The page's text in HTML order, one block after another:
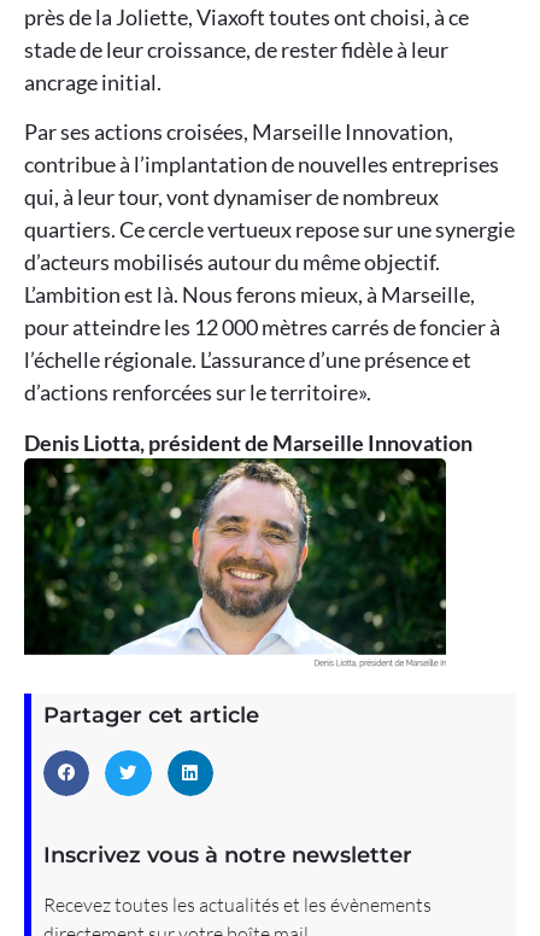
près de la Joliette, Viaxoft toutes ont choisi, à ce
stade de leur croissance, de rester fidèle à leur
ancrage initial.
Par ses actions croisées, Marseille Innovation,
contribue à l’implantation de nouvelles entreprises
qui, à leur tour, vont dynamiser de nombreux
quartiers. Ce cercle vertueux repose sur une synergie
d’acteurs mobilisés autour du même objectif.
L’ambition est là. Nous ferons mieux, à Marseille,
pour atteindre les 12 000 mètres carrés de foncier à
l’échelle régionale. L’assurance d’une présence et
d’actions renforcées sur le territoire».
Denis Liotta, président de Marseille Innovation
Partager cet article
Inscrivez vous à notre newsletter
Recevez toutes les actualités et les évènements